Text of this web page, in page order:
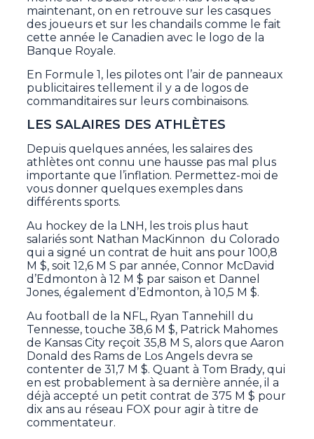
maintenant, on en retrouve sur les casques
des joueurs et sur les chandails comme le fait
cette année le Canadien avec le logo de la
Banque Royale.
En Formule 1, les pilotes ont l’air de panneaux
publicitaires tellement il y a de logos de
commanditaires sur leurs combinaisons.
LES SALAIRES DES ATHLÈTES
Depuis quelques années, les salaires des
athlètes ont connu une hausse pas mal plus
importante que l’inflation. Permettez-moi de
vous donner quelques exemples dans
différents sports.
Au hockey de la LNH, les trois plus haut
salariés sont Nathan MacKinnon du Colorado
qui a signé un contrat de huit ans pour 100,8
M $, soit 12,6 M S par année, Connor McDavid
d’Edmonton à 12 M $ par saison et Dannel
Jones, également d’Edmonton, à 10,5 M $.
Au football de la NFL, Ryan Tannehill du
Tennesse, touche 38,6 M $, Patrick Mahomes
de Kansas City reçoit 35,8 M S, alors que Aaron
Donald des Rams de Los Angels devra se
contenter de 31,7 M $. Quant à Tom Brady, qui
en est probablement à sa dernière année, il a
déjà accepté un petit contrat de 375 M $ pour
dix ans au réseau FOX pour agir à titre de
commentateur.